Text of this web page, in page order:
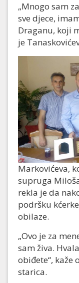
„Mnogo sam
sve djece,
Draganu, koji
je
Markovićeva,
supruga
rekla je da
podršku
obilaze.
„Ovo je za
sam živa.
obiđete“, kaže
starica.